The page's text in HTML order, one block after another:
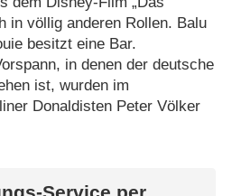
in völlig anderen Rollen. Balu
besitzt eine Bar.
in denen der deutsche
ist, wurden im
Donaldisten Peter Völker